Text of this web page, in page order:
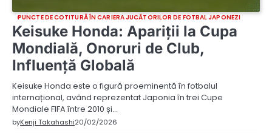
PUNCTE DE COTITURĂ ÎN CARIERA JUCĂTORILOR DE FOTBAL JAPONEZI
Keisuke Honda: Apariții la Cupa
Mondială, Onoruri de Club,
Influență Globală
Keisuke Honda este o figură proeminentă în fotbalul
internațional, având reprezentat Japonia în trei Cupe
Mondiale FIFA între 2010 și…
byKenji Takahashi20/02/2026